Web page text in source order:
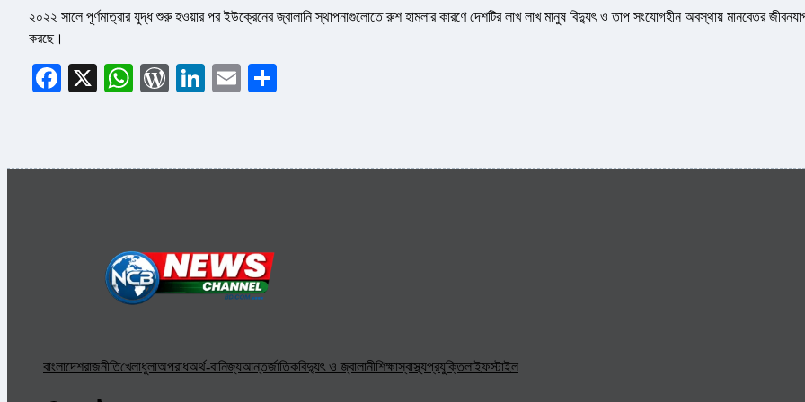
২০২২ সালে পূর্ণমাত্রার যুদ্ধ শুরু হওয়ার পর ইউক্রেনের জ্বালানি স্থাপনাগুলোতে রুশ হামলার কারণে দেশটির লাখ লাখ মানুষ বিদ্যুৎ ও তাপ সংযোগহীন অবস্থায় মানবেতর
করছে।
Facebook
X WhatsApp
WordPress
LinkedIn
Email
বাংলাদেশরাজনীতিখেলাধুলাঅপরাধঅর্থ-বানিজ্যআন্তর্জাতিকবিদ্যুৎ ও জ্বালানীশিক্ষাস্বাস্থ্যপ্রযুক্তিলাইফস্টাইল